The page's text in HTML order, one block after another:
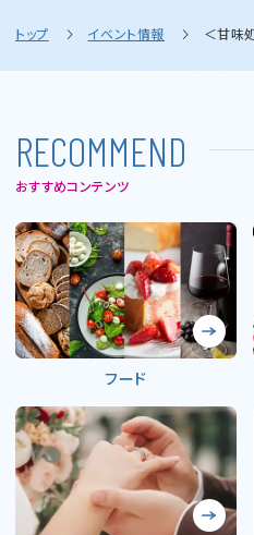
トップ イベント情報 ＜甘味
RECOMMEND
おすすめコンテンツ
フード